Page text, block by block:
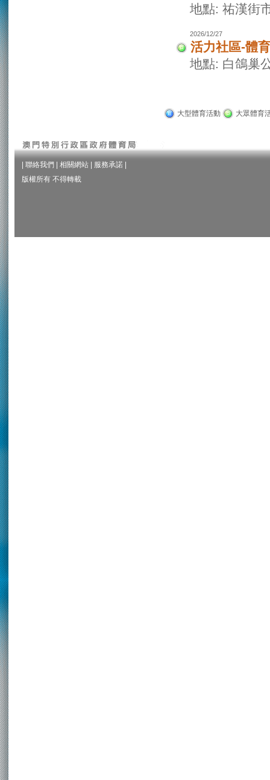
地點: 祐漢街
2026/12/27
活力社區-體
地點: 白鴿巢
大型體育活動 大眾體育
聯絡我們 相關網站 服務承諾
版權所有 不得轉載